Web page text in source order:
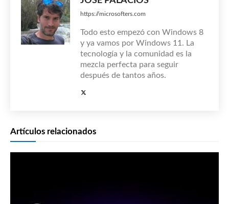
https://microsofters.com
Todo esto empezó con Windows 8
y ya vamos por Windows 11. La
tecnología y la comunidad es la
mezcla perfecta para seguir
después de tantos años.
Artículos relacionados